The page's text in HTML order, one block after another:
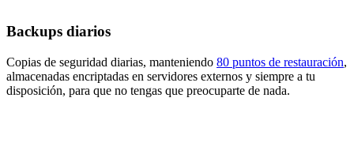
Backups diarios
Copias de seguridad diarias, manteniendo 80 puntos de restauración,
almacenadas encriptadas en servidores externos y siempre a tu
disposición, para que no tengas que preocuparte de nada.